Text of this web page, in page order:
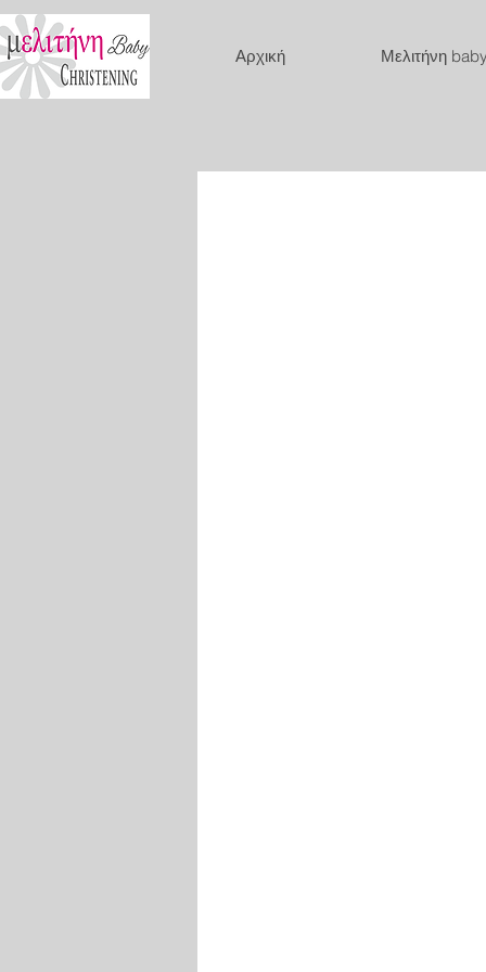
Αρχική Μελιτήνη baby